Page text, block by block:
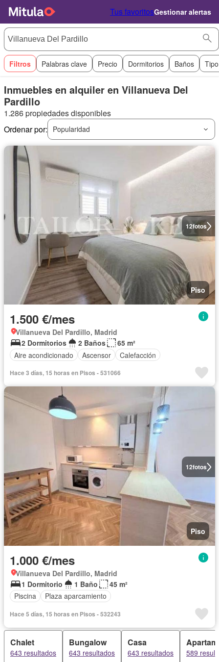
Tus favoritosGestionar alertas
Filtros Palabras clave Precio Dormitorios Baños
Inmuebles en alquiler en Villanueva Del
Pardillo
1.286 propiedades disponibles
Ordenar por:
Popularidad
12fotos
Piso
1.500 €/mes
Villanueva Del Pardillo, Madrid
2 Dormitorios
2 Baños
65 m²
Aire acondicionado
Ascensor Calefacción
Hace 3 días, 15 horas en Pisos - 531066
12fotos
Piso
1.000 €/mes
Villanueva Del Pardillo, Madrid
1 Dormitorio
1 Baño
45 m²
Piscina
Plaza aparcamiento
Hace 5 días, 15 horas en Pisos - 532243
Chalet
643 resultados
Bungalow
643 resultados
Casa
643 resultados 589